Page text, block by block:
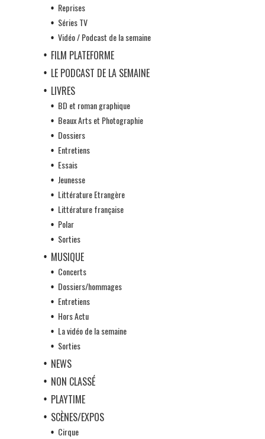
Reprises
Séries TV
Vidéo / Podcast de la semaine
FILM PLATEFORME
LE PODCAST DE LA SEMAINE
LIVRES
BD et roman graphique
Beaux Arts et Photographie
Dossiers
Entretiens
Essais
Jeunesse
Littérature Etrangère
Littérature française
Polar
Sorties
MUSIQUE
Concerts
Dossiers/hommages
Entretiens
Hors Actu
La vidéo de la semaine
Sorties
NEWS
NON CLASSÉ
PLAYTIME
SCÈNES/EXPOS
Cirque